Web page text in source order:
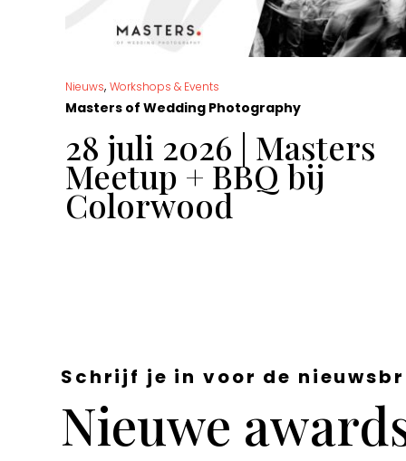
Nieuws, Workshops & Events
Masters of Wedding Photography
28 juli 2026 | Masters
Meetup + BBQ bij
Colorwood
Schrijf je in voor de
Nieuwe